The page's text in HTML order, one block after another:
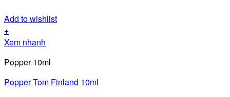
Add to wishlist
+
Xem nhanh
Popper 10ml
Popper Tom Finland 10ml